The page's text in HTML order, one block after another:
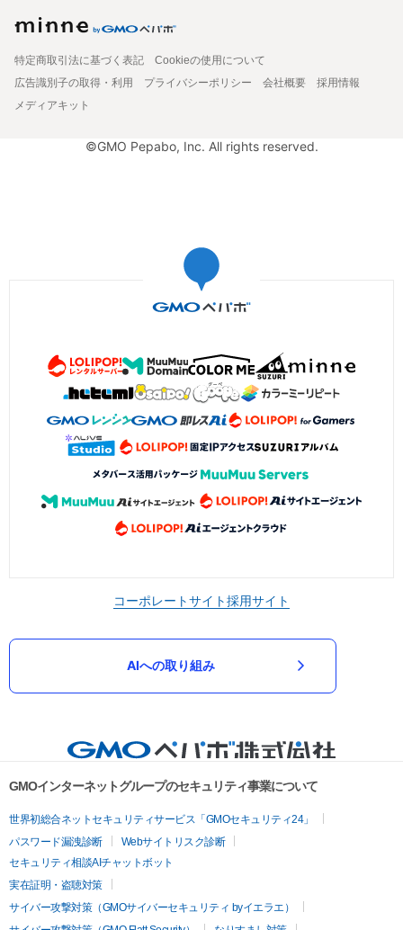
特定商取引法に基づく表記
Cookieの使用について
広告識別子の取得・利用
プライバシーポリシー 会社概要
採用情報
メディアキット
©GMO Pepabo, Inc. All rights reserved.
コーポレートサイト採用サイト
AIへの取り組み
GMOインターネットグループのセキュリティ事業について
世界初総合ネットセキュリティサービス「GMOセキュリティ24」
パスワード漏洩診断
Webサイトリスク診断
セキュリティ相談AIチャットボット
実在証明・盗聴対策
サイバー攻撃対策（GMOサイバーセキュリティ byイエラエ）